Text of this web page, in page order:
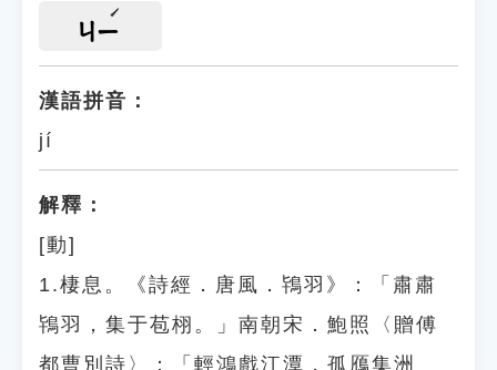
ㄐㄧ
漢語拼音：
jí
解釋：
[動]
1.棲息。《詩經．唐風．鴇羽》：「肅肅
鴇羽，集于苞栩。」南朝宋．鮑照〈贈傅
都曹別詩〉：「輕鴻戲江潭，孤鴈集洲